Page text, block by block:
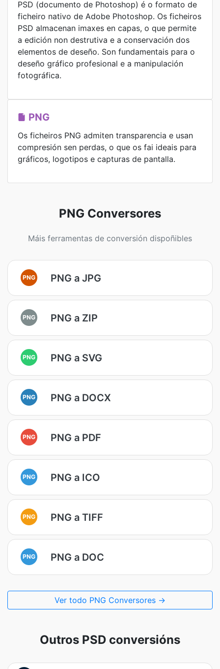
PSD (documento de Photoshop) é o formato de
ficheiro nativo de Adobe Photoshop. Os ficheiros
PSD almacenan imaxes en capas, o que permite
a edición non destrutiva e a conservación dos
elementos de deseño. Son fundamentais para o
deseño gráfico profesional e a manipulación
fotográfica.
PNG
Os ficheiros PNG admiten transparencia e usan
compresión sen perdas, o que os fai ideais para
gráficos, logotipos e capturas de pantalla.
PNG Conversores
Máis ferramentas de conversión dispoñibles
PNG PNG a JPG
PNG PNG a ZIP
PNG PNG a SVG
PNG PNG a DOCX
PNG PNG a PDF
PNG PNG a ICO
PNG PNG a TIFF
PNG PNG a DOC
Ver todo PNG Conversores →
Outros PSD conversións